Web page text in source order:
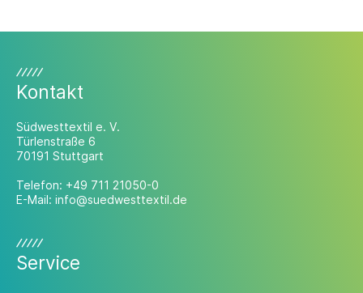
Kontakt
Südwesttextil e. V.
Türlenstraße 6
70191 Stuttgart
Telefon: +49 711 21050-0
E-Mail: info@suedwesttextil.de
Service